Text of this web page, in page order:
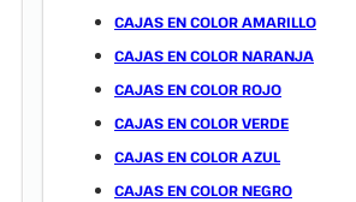
CAJAS EN COLOR AMARILLO
CAJAS EN COLOR NARANJA
CAJAS EN COLOR ROJO
CAJAS EN COLOR VERDE
CAJAS EN COLOR AZUL
CAJAS EN COLOR NEGRO